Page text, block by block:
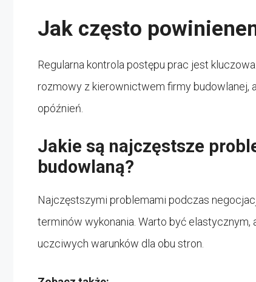
Jak często
Regularna kontrola postępu prac jest
rozmowy z kierownictwem firmy budowlanej,
opóźnień.
Jakie są najczęstsze
budowlaną?
Najczęstszymi problemami podczas
terminów wykonania. Warto być
uczciwych warunków dla obu stron.